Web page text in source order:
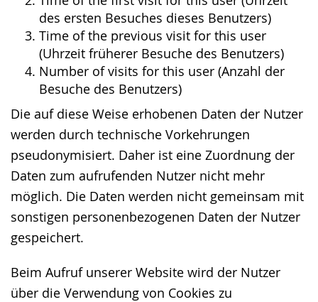
des ersten Besuches dieses Benutzers)
Time of the previous visit for this user
(Uhrzeit früherer Besuche des Benutzers)
Number of visits for this user (Anzahl der
Besuche des Benutzers)
Die auf diese Weise erhobenen Daten der Nutzer
werden durch technische Vorkehrungen
pseudonymisiert. Daher ist eine Zuordnung der
Daten zum aufrufenden Nutzer nicht mehr
möglich. Die Daten werden nicht gemeinsam mit
sonstigen personenbezogenen Daten der Nutzer
gespeichert.
Beim Aufruf unserer Website wird der Nutzer
über die Verwendung von Cookies zu